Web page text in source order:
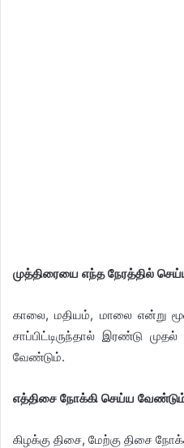
முத்திரையை எந்த நேரத்தில்
காலை, மதியம், மாலை என்று
சாப்பிட்டிருந்தால் இரண்டு
வேண்டும்.
எத்திசை நோக்கி செய்ய
கிழக்கு திசை, மேற்கு திசை